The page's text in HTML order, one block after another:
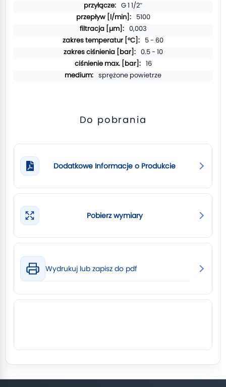
G 1 1/2″
5100
0,003
5 - 60
0.5 - 10
16
sprężone powietrze
Do pobrania
Dodatkowe Informacje o Produkcie
Pobierz wymiary
Wydrukuj lub zapisz do pdf